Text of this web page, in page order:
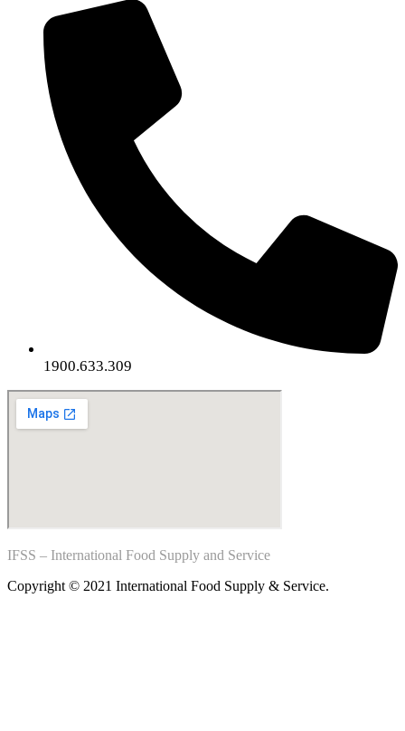
1900.633.309
IFSS – International Food Supply and Service
Copyright © 2021 International Food Supply & Service.